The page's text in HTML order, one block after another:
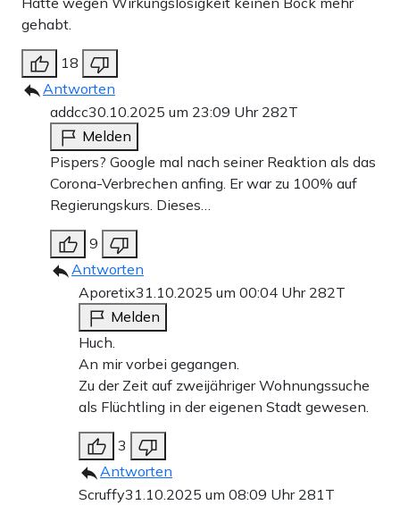
gehabt.
18
Antworten
addcc30.10.2025 um 23:09 Uhr 282T
Melden
Pispers? Google mal nach seiner Reaktion als das
Corona-Verbrechen anfing. Er war zu 100% auf
Regierungskurs. Dieses…
9
Antworten
Aporetix31.10.2025 um 00:04 Uhr 282T
Melden
Huch.
An mir vorbei gegangen.
Zu der Zeit auf zweijähriger Wohnungssuche
als Flüchtling in der eigenen Stadt gewesen.
3
Antworten
Scruffy31.10.2025 um 08:09 Uhr 281T